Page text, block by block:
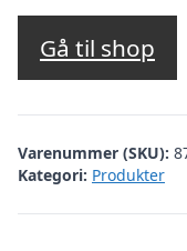
Gå til shop
Varenummer (SKU):
Kategori: Produkter